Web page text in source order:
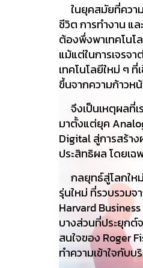
ในยุคสมัยที่ความ
ชีวิต การทำงาน แ
ต้องพึ่งพาเทคโนโ
แม้แต่ในการเจรจ
เทคโนโลยีใหม่ ๆ
ขึ้นจากความก้าวห
จึงเป็นเหตุผลที่เ
มาตั้งแต่ยุค
Digital สู่การสร้า
ประสิทธิผล โดยเฉ
กลยุทธ์สู่โลกใหม่
รุ่นใหม่ ที่รวบรวม
Harvard
บางส่วนที่ประยุกต์
สนใจของ Roger
ทำความเข้าใจกับ